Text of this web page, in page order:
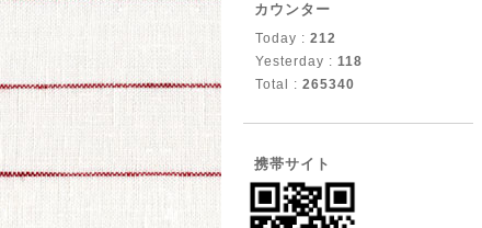
カウンター
Today : 212
Yesterday : 118
Total : 265340
携帯サイト